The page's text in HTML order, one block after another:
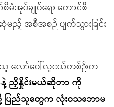
မံအုပ်ချုပ်ရေး ကောင်စီ
ည့် အစီအစဉ် ပျက်သွားခြင်း
သူ လော်ဝေါ်လူငယ်တစ်ဦးက
နဲ့ ညှိနှိုင်းမယ်ဆိုတာ ကို
ပြည်သူတွေက လုံးဝသဘောမ